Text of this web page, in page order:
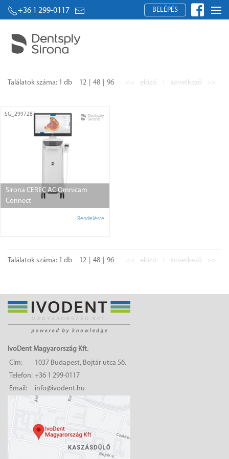
+36 1 299-0117 BELÉPÉS
Találatok száma: 1 db 12 48 96 << előző következő >>
SG_299728T
Sirona CEREC AC Omnicam
Connect
Rendelésre
Találatok száma: 1 db 12 48 96 << előző következő >>
IvoDent Magyarország Kft.
Cím:
1037 Budapest, Bojtár utca 56.
Telefon: +36 1 299-0117
Email:
info@ivodent.hu